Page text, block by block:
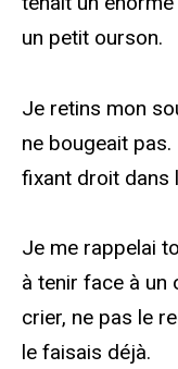
un petit ourson.
Je retins mon
ne bougeait
fixant droit dans
Je me rappelai
à tenir face à un
crier, ne pas le
le faisais déjà.